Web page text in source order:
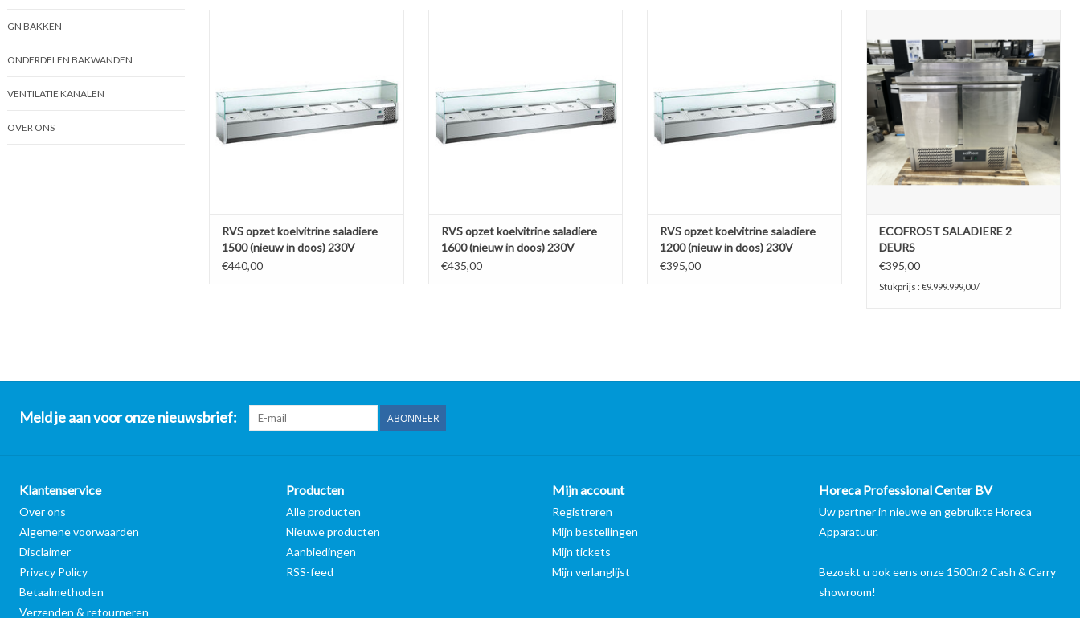
GN BAKKEN
ONDERDELEN BAKWANDEN
VENTILATIE KANALEN
OVER ONS
RVS opzet koelvitrine saladiere
1500 (nieuw in doos) 230V
€440,00
RVS opzet koelvitrine saladiere
1600 (nieuw in doos) 230V
€435,00
RVS opzet koelvitrine saladiere
1200 (nieuw in doos) 230V
€395,00
TOEVOEGEN AAN WINKELWAGEN
ECOFROST SALADIERE 2
DEURS
€395,00
Stukprijs : €9.999.999,00 /
Meld je aan voor onze nieuwsbrief: ABONNEER
Klantenservice
Over ons
Algemene voorwaarden
Disclaimer
Privacy Policy
Betaalmethoden
Verzenden & retourneren
Producten
Alle producten
Nieuwe producten
Aanbiedingen
RSS-feed
Mijn account
Registreren
Mijn bestellingen
Mijn tickets
Mijn verlanglijst
Horeca Professional Center BV
Uw partner in nieuwe en gebruikte Horeca
Apparatuur.
Bezoekt u ook eens onze 1500m2 Cash & Carry
showroom!